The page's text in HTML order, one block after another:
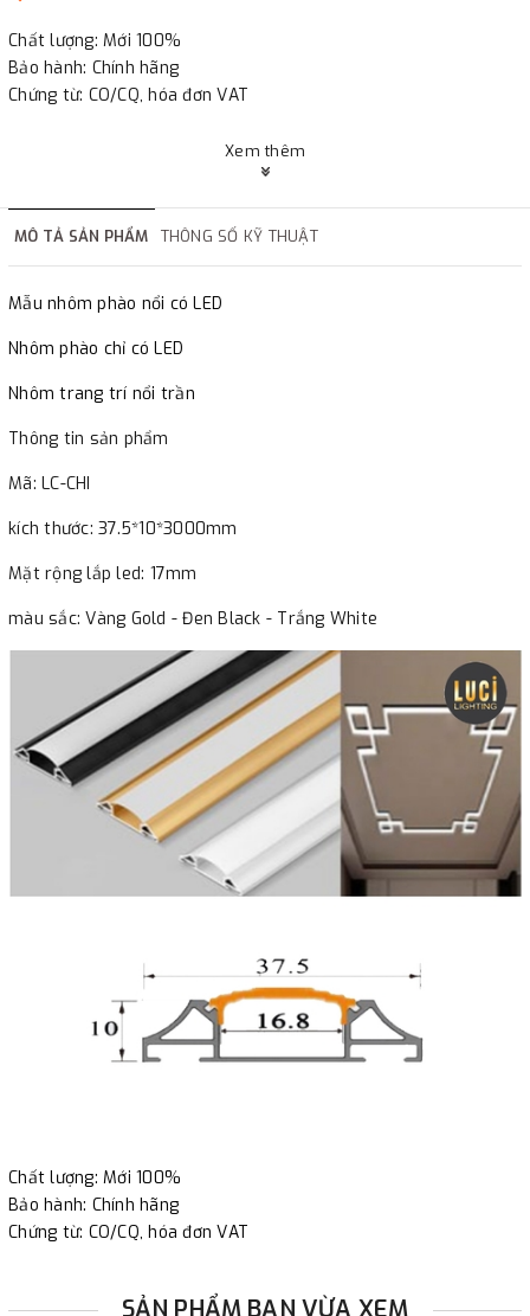
Chất lượng: Mới 100%
Bảo hành: Chính hãng
Chứng từ: CO/CQ, hóa đơn VAT
Xem thêm
MÔ TẢ SẢN PHẨM THÔNG SỐ KỸ THUẬT
Mẫu nhôm phào nổi có LED
Nhôm phào chỉ có LED
Nhôm trang trí nổi trần
Thông tin sản phẩm
Mã: LC-CHI
kích thước: 37.5*10*3000mm
Mặt rộng lắp led: 17mm
màu sắc: Vàng Gold - Đen Black - Trắng White
Chất lượng: Mới 100%
Bảo hành: Chính hãng
Chứng từ: CO/CQ, hóa đơn VAT
SẢN PHẨM BẠN VỪA XEM